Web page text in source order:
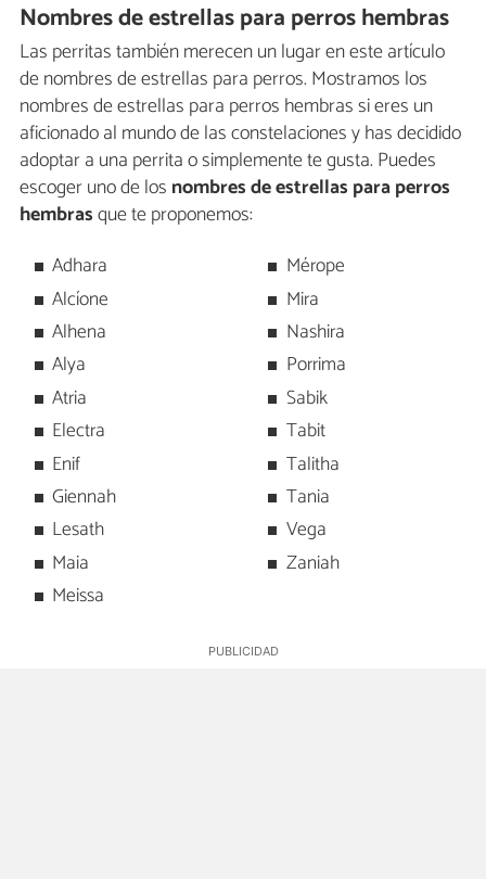
Nombres de estrellas para perros hembras
Las perritas también merecen un lugar en este artículo
de nombres de estrellas para perros. Mostramos los
nombres de estrellas para perros hembras si eres un
aficionado al mundo de las constelaciones y has decidido
adoptar a una perrita o simplemente te gusta. Puedes
escoger uno de los nombres de estrellas para perros
hembrasque te proponemos:
Adhara
Alcíone
Alhena
Alya
Atria
Electra
Enif
Giennah
Lesath
Maia
Meissa
Mérope
Mira
Nashira
Porrima
Sabik
Tabit
Talitha
Tania
Vega
Zaniah